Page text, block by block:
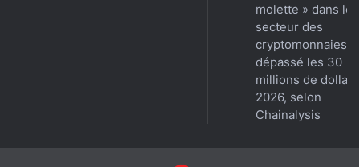
molette » dans le
secteur des
cryptomonnaies
dépassé les 30
millions de
2026, selon
Chainalysis